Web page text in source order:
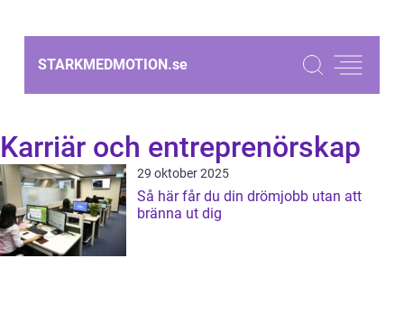
STARKMEDMOTION.se
Karriär och entreprenörskap
29 oktober 2025
Så här får du din drömjobb utan att
bränna ut dig